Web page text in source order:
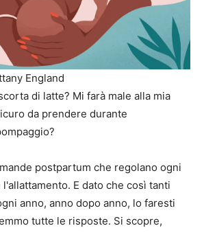
England
di latte? Mi farà male alla mia
da prendere durante
postpartum che regolano ogni
E dato che così tanti
anno, anno dopo anno, lo faresti
tutte le risposte. Si scopre,